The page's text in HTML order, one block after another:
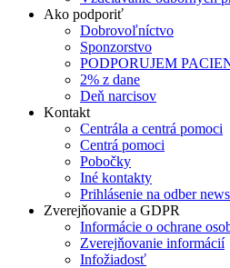
Ako podporiť
Dobrovoľníctvo
Sponzorstvo
PODPORUJEM
2% z dane
Deň narcisov
Kontakt
Centrála a centrá pomoci
Centrá pomoci
Pobočky
Iné kontakty
Prihlásenie na odber
Zverejňovanie a GDPR
Informácie o ochrane
Zverejňovanie informácií
Infožiadosť